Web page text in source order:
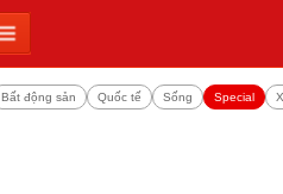
Bất động sản Quốc tế Sống Special